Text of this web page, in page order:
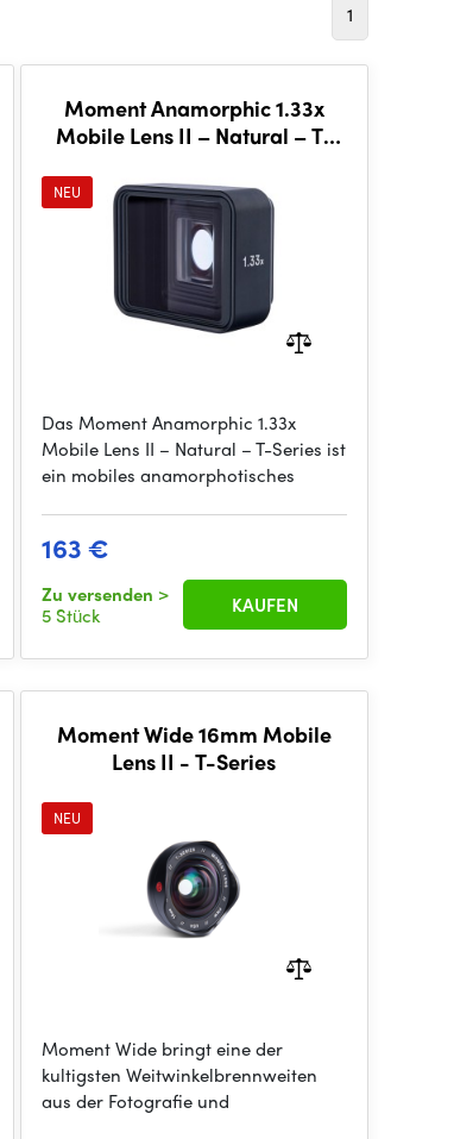
1
Moment Anamorphic 1.33x
Mobile Lens II – Natural – T-
NEU
Das Moment Anamorphic 1.33x
Mobile Lens II – Natural – T-Series ist
ein mobiles anamorphotisches
163 €
Zu versenden >
5 Stück
KAUFEN
Moment Wide 16mm Mobile
Lens II - T-Series
NEU
Moment Wide bringt eine der
kultigsten Weitwinkelbrennweiten
aus der Fotografie und